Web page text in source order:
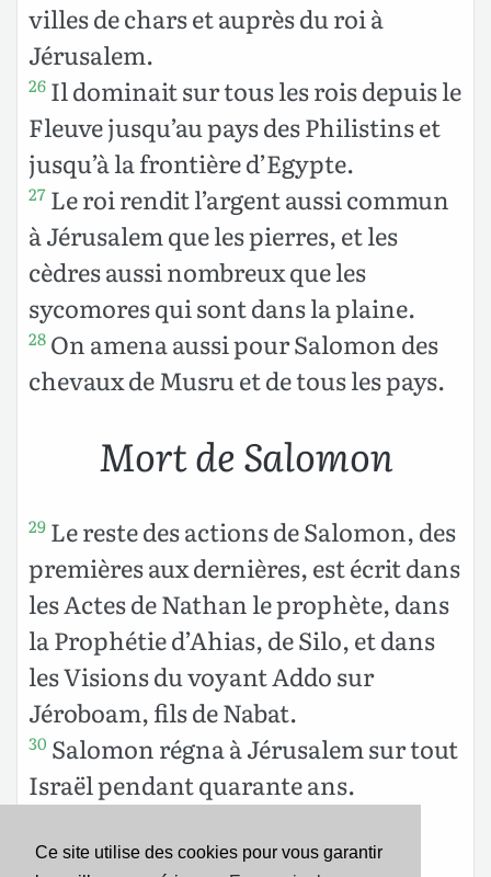
Ce site utilise des cookies pour vous garantir
villes de chars et auprès du roi à
Jérusalem.
26 Il dominait sur tous les rois depuis le
Fleuve jusqu’au pays des Philistins et
jusqu’à la frontière d’Egypte.
27 Le roi rendit l’argent aussi commun
à Jérusalem que les pierres, et les
cèdres aussi nombreux que les
sycomores qui sont dans la plaine.
28 On amena aussi pour Salomon des
chevaux de Musru et de tous les pays.
Mort de Salomon
29 Le reste des actions de Salomon, des
premières aux dernières, est écrit dans
les Actes de Nathan le prophète, dans
la Prophétie d’Ahias, de Silo, et dans
les Visions du voyant Addo sur
Jéroboam, fils de Nabat.
30 Salomon régna à Jérusalem sur tout
Israël pendant quarante ans.
pères et on l’enterra dans la cité de